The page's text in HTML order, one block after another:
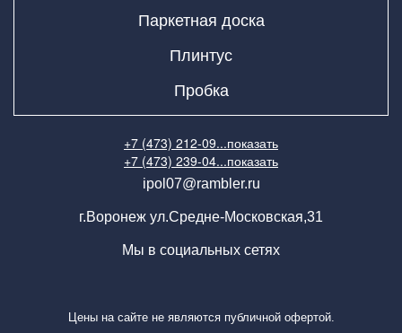
Паркетная доска
Плинтус
Пробка
+7 (473) 212-09...показать
+7 (473) 239-04...показать
ipol07@rambler.ru
г.Воронеж ул.Средне-Московская,31
Мы в социальных сетях
Цены на сайте не являются публичной офертой.